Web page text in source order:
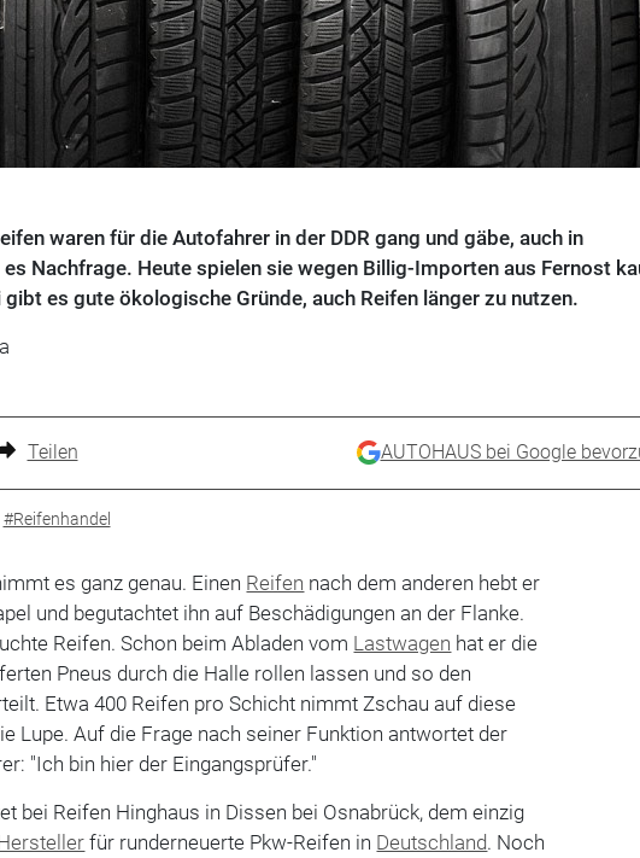
waren für die Autofahrer in der DDR gang und gäbe, auch in
Nachfrage. Heute spielen sie wegen Billig-Importen aus Fernost
gibt es gute ökologische Gründe, auch Reifen länger zu nutzen.
Teilen AUTOHAUS bei Google
#Reifenhandel
es ganz genau. Einen Reifen nach dem anderen hebt er
und begutachtet ihn auf Beschädigungen an der Flanke.
Reifen. Schon beim Abladen vom Lastwagen hat er die
Pneus durch die Halle rollen lassen und so den
Etwa 400 Reifen pro Schicht nimmt Zschau auf diese
Lupe. Auf die Frage nach seiner Funktion antwortet der
"Ich bin hier der Eingangsprüfer."
bei Reifen Hinghaus in Dissen bei Osnabrück, dem einzig
für runderneuerte Pkw-Reifen in Deutschland. Noch